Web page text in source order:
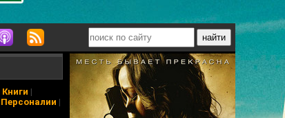
Книги |
Персоналии |